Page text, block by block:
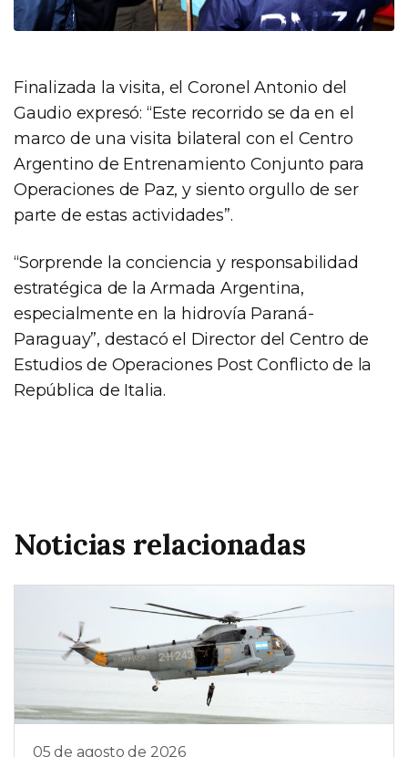
Finalizada la visita, el Coronel Antonio del
Gaudio expresó: “Este recorrido se da en el
marco de una visita bilateral con el Centro
Argentino de Entrenamiento Conjunto para
Operaciones de Paz, y siento orgullo de ser
parte de estas actividades”.
“Sorprende la conciencia y responsabilidad
estratégica de la Armada Argentina,
especialmente en la hidrovía Paraná-
Paraguay”, destacó el Director del Centro de
Estudios de Operaciones Post Conflicto de la
República de Italia.
Noticias relacionadas
05 de agosto de 2026